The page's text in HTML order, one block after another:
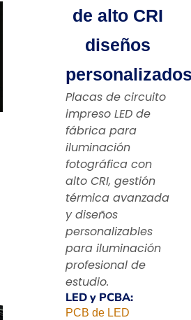
de alto CRI
diseños
Placas de circuito
impreso LED de
fábrica para
iluminación
fotográfica con
alto CRI, gestión
térmica avanzada
y diseños
personalizables
para iluminación
profesional de
estudio.
LED y PCBA:
PCB de LED